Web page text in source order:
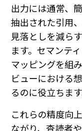
出力には通常、
抽出された引用
見落としを減ら
ます。セマンテ
マッピングを組
ビューにおける
るのに役立ちます
これらの精度向
ながり、査読者